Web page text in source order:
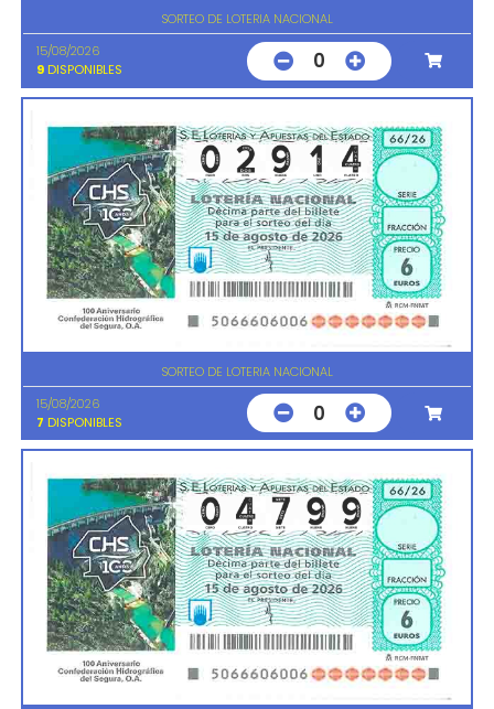
SORTEO DE LOTERIA NACIONAL
15/08/2026
9 DISPONIBLES 0
SORTEO DE LOTERIA NACIONAL
15/08/2026
7 DISPONIBLES 0